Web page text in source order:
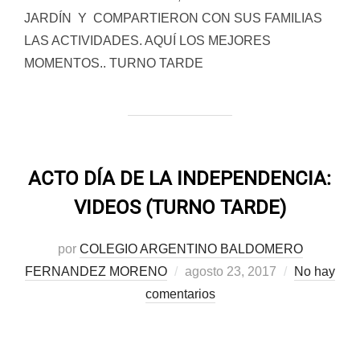
JARDÍN Y COMPARTIERON CON SUS FAMILIAS
LAS ACTIVIDADES. AQUÍ LOS MEJORES
MOMENTOS.. TURNO TARDE
ACTO DÍA DE LA INDEPENDENCIA:
VIDEOS (TURNO TARDE)
por COLEGIO ARGENTINO BALDOMERO
FERNANDEZ MORENO
Publicado
el
agosto 23, 2017
No hay
comentarios